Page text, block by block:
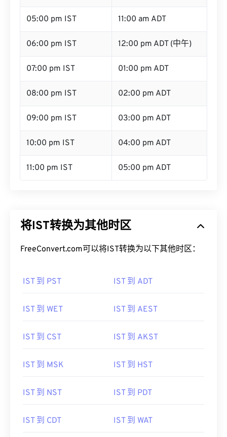
05:00 pm IST 11:00 am ADT
06:00 pm IST 12:00 pm ADT (中午)
07:00 pm IST 01:00 pm ADT
08:00 pm IST 02:00 pm ADT
09:00 pm IST 03:00 pm ADT
10:00 pm IST 04:00 pm ADT
11:00 pm IST 05:00 pm ADT
将IST转换为其他时区
FreeConvert.com可以将IST转换为以下其他时区：
IST 到 PST IST 到 ADT
IST 到 WET IST 到 AEST
IST 到 CST IST 到 AKST
IST 到 MSK IST 到 HST
IST 到 NST IST 到 PDT
IST 到 CDT IST 到 WAT